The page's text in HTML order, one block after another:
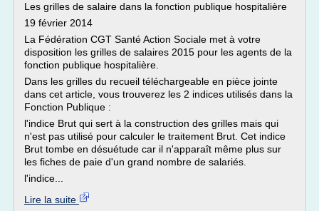
Les grilles de salaire dans la fonction publique hospitalière
19 février 2014
La Fédération CGT Santé Action Sociale met à votre
disposition les grilles de salaires 2015 pour les agents de la
fonction publique hospitalière.
Dans les grilles du recueil téléchargeable en pièce jointe
dans cet article, vous trouverez les 2 indices utilisés dans la
Fonction Publique :
l'indice Brut qui sert à la construction des grilles mais qui
n'est pas utilisé pour calculer le traitement Brut. Cet indice
Brut tombe en désuétude car il n'apparaît même plus sur
les fiches de paie d'un grand nombre de salariés.
l'indice...
Lire la suite